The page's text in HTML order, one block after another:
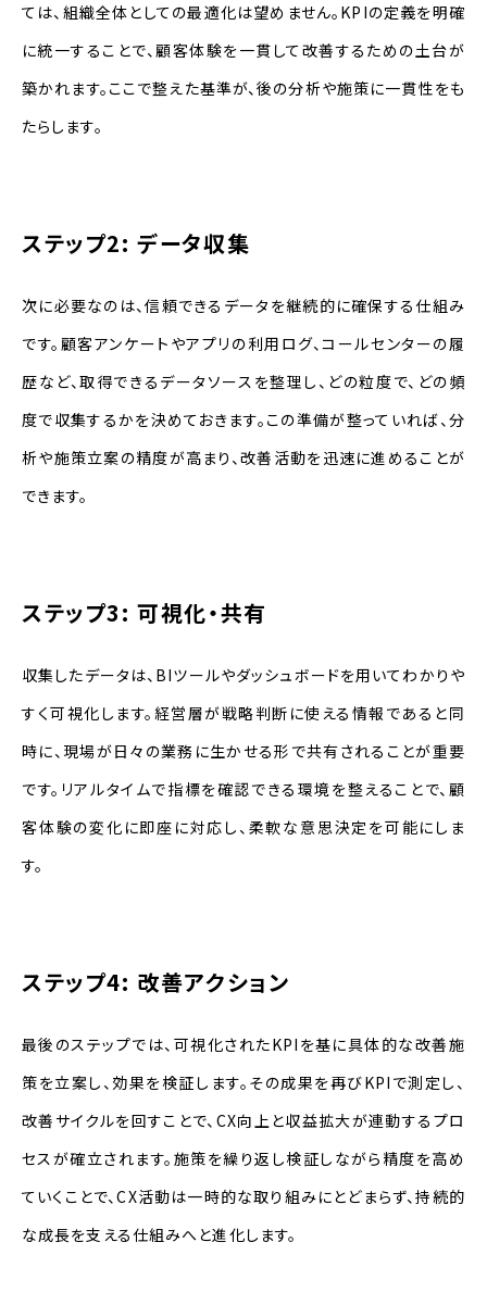
ては、組織全体としての最適化は望めません。KPIの定義を明確
に統一することで、顧客体験を一貫して改善するための土台が
築かれます。ここで整えた基準が、後の分析や施策に一貫性をも
たらします。
ステップ2: データ収集
次に必要なのは、信頼できるデータを継続的に確保する仕組み
です。顧客アンケートやアプリの利用ログ、コールセンターの履
歴など、取得できるデータソースを整理し、どの粒度で、どの頻
度で収集するかを決めておきます。この準備が整っていれば、分
析や施策立案の精度が高まり、改善活動を迅速に進めることが
できます。
ステップ3: 可視化・共有
収集したデータは、BIツールやダッシュボードを用いてわかりや
すく可視化します。経営層が戦略判断に使える情報であると同
時に、現場が日々の業務に生かせる形で共有されることが重要
です。リアルタイムで指標を確認できる環境を整えることで、顧
客体験の変化に即座に対応し、柔軟な意思決定を可能にしま
す。
ステップ4: 改善アクション
最後のステップでは、可視化されたKPIを基に具体的な改善施
策を立案し、効果を検証します。その成果を再びKPIで測定し、
改善サイクルを回すことで、CX向上と収益拡大が連動するプロ
セスが確立されます。施策を繰り返し検証しながら精度を高め
ていくことで、CX活動は一時的な取り組みにとどまらず、持続的
な成長を支える仕組みへと進化します。